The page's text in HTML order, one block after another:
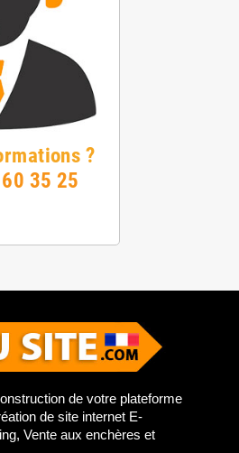
?
35 25
de votre plateforme
de site internet E-
Vente aux enchères et